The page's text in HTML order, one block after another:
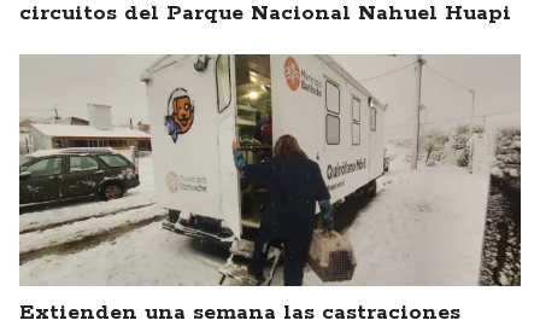
circuitos del Parque Nacional Nahuel Huapi
Extienden una semana las castraciones